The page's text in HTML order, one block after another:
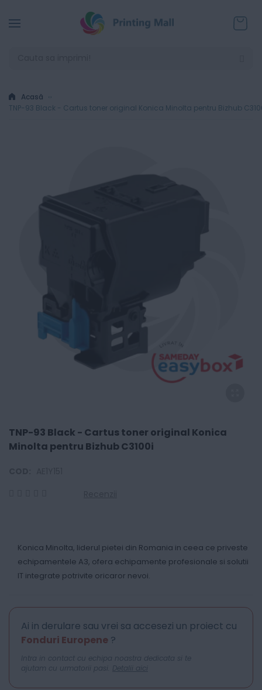
Acasă
TNP-93 Black - Cartus toner original Konica Minolta pentru Bizhub
TNP-93 Black - Cartus toner original Konica
Minolta pentru Bizhub C3100i
Konica Minolta, liderul pietei din Romania in ceea ce priveste
echipamentele A3, ofera echipamente profesionale si solutii
IT integrate potrivite oricaror nevoi.
Ai in derulare sau vrei sa accesezi un proiect cu
Fonduri Europene ?
Intra in contact cu echipa noastra dedicata si te
ajutam cu urmatorii pasi. Detalii aici